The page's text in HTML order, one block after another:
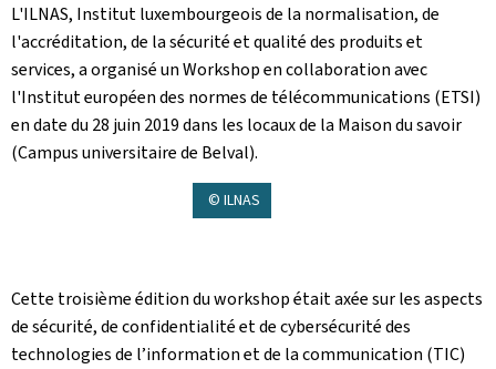
L'ILNAS, Institut luxembourgeois de la normalisation, de
l'accréditation, de la sécurité et qualité des produits et
services, a organisé un Workshop en collaboration avec
l'Institut européen des normes de télécommunications (ETSI)
en date du 28 juin 2019 dans les locaux de la Maison du savoir
(Campus universitaire de Belval).
© ILNAS
Cette troisième édition du workshop était axée sur les aspects
de sécurité, de confidentialité et de cybersécurité des
technologies de l’information et de la communication (TIC)